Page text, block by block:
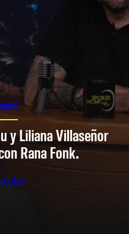
y Liliana Villaseñor
Rana Fonk.